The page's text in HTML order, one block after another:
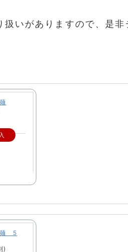
いがありますので、是
麺 5
)